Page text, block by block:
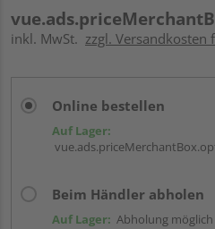
inkl. MwSt. zzgl. Versandkosten
Online bestellen
Auf Lager:
Beim Händler abholen
Auf Lager: Abholung möglich